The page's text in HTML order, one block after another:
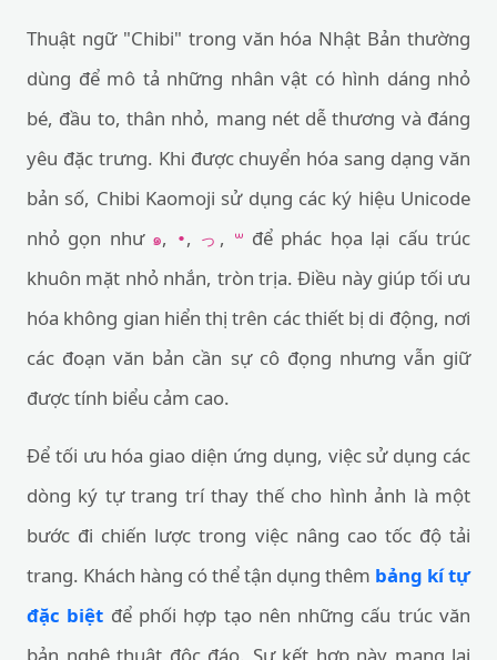
Thuật ngữ "Chibi" trong văn hóa Nhật Bản thường
dùng để mô tả những nhân vật có hình dáng nhỏ
bé, đầu to, thân nhỏ, mang nét dễ thương và đáng
yêu đặc trưng. Khi được chuyển hóa sang dạng văn
bản số, Chibi Kaomoji sử dụng các ký hiệu Unicode
nhỏ gọn như ๑, •, っ , ꒳ để phác họa lại cấu trúc
khuôn mặt nhỏ nhắn, tròn trịa. Điều này giúp tối ưu
hóa không gian hiển thị trên các thiết bị di động, nơi
các đoạn văn bản cần sự cô đọng nhưng vẫn giữ
được tính biểu cảm cao.
Để tối ưu hóa giao diện ứng dụng, việc sử dụng các
dòng ký tự trang trí thay thế cho hình ảnh là một
bước đi chiến lược trong việc nâng cao tốc độ tải
trang. Khách hàng có thể tận dụng thêm bảng kí tự
đặc biệt để phối hợp tạo nên những cấu trúc văn